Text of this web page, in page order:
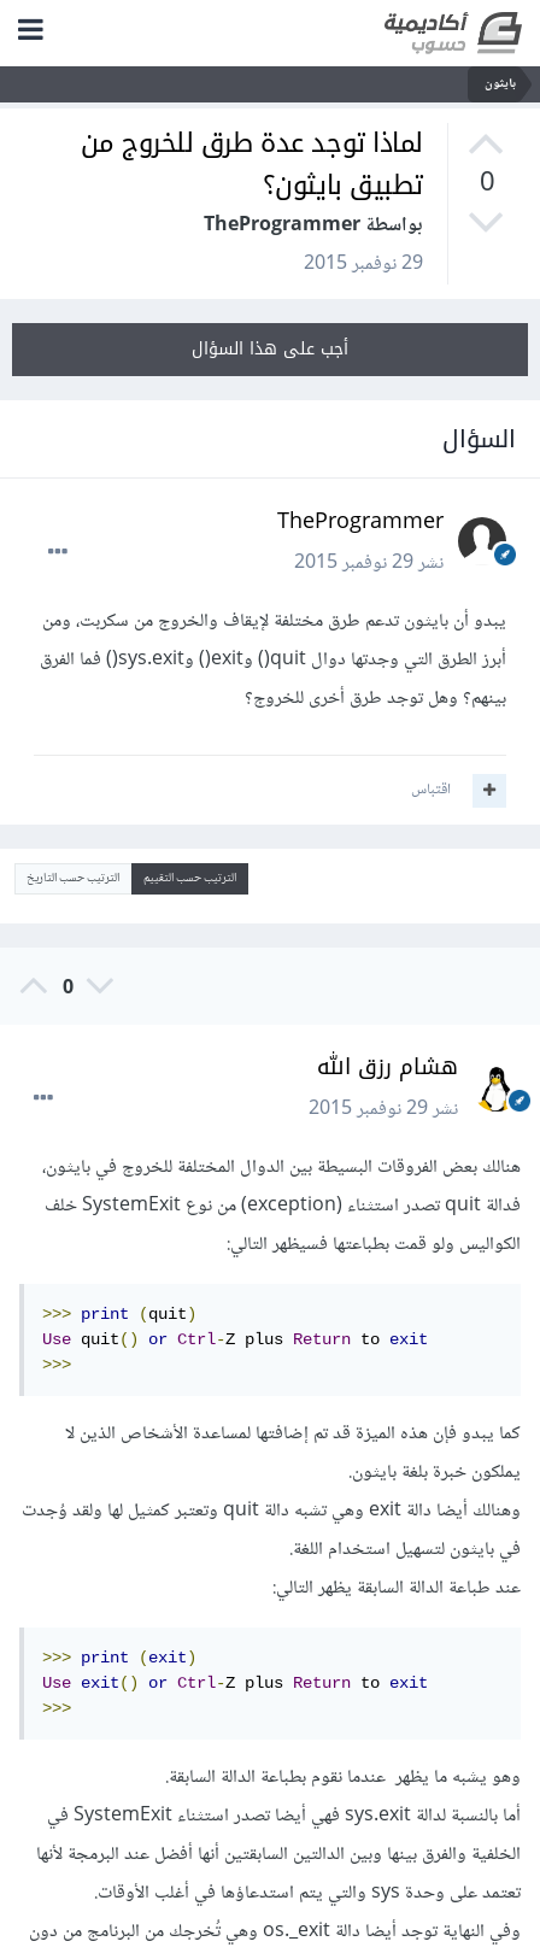
بايثون
0
لماذا توجد عدة طرق للخروج من
تطبيق بايثون؟
بواسطة TheProgrammer
29 نوفمبر 2015
أجب على هذا السؤال
السؤال
TheProgrammer
نشر29 نوفمبر 2015
يبدو أن بايثون تدعم طرق مختلفة لإيقاف والخروج من سكربت، ومن
أبرز الطرق التي وجدتها دوال quit() وexit() وsys.exit() فما الفرق
بينهم؟ وهل توجد طرق أخرى للخروج؟
اقتباس
الترتيب حسب التقييم الترتيب حسب التاريخ
0
هشام رزق الله
نشر29 نوفمبر 2015
هنالك بعض الفروقات البسيطة بين الدوال المختلفة للخروج في بايثون،
فدالة quit تصدر استثناء (exception) من نوع SystemExit خلف
الكواليس ولو قمت بطباعتها فسيظهر التالي:
>>> print (quit)
Use quit() or Ctrl-Z plus Return to exit
>>>
كما يبدو فإن هذه الميزة قد تم إضافتها لمساعدة الأشخاص الذين لا
يملكون خبرة بلغة بايثون.
وهنالك أيضا دالة exit وهي تشبه دالة quit وتعتبر كمثيل لها ولقد وُجدت
في بايثون لتسهيل استخدام اللغة.
عند طباعة الدالة السابقة يظهر التالي:
>>> print (exit)
Use
exit() or Ctrl-Z plus Return to exit
>>>
وهو يشبه ما يظهر عندما نقوم بطباعة الدالة السابقة.
أما بالنسبة لدالة sys.exit فهي أيضا تصدر استثناء SystemExit في
الخلفية والفرق بينها وبين الدالتين السابقتين أنها أفضل عند البرمجة لأنها
تعتمد على وحدة sys والتي يتم استدعاؤها في أغلب الأوقات.
وفي النهاية توجد أيضا دالة os._exit وهي تُخرجك من البرنامج من دون